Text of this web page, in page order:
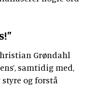
Grøndahl
samtidig med,
og forstå